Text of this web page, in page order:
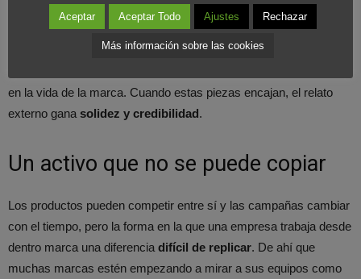
se construye día a día.
Esto implica revisar cómo se comunica internamente, cómo se
en la vida de la marca. Cuando estas piezas encajan, el relato
externo gana solidez y credibilidad.
Un activo que no se puede copiar
Los productos pueden competir entre sí y las campañas cambiar
con el tiempo, pero la forma en la que una empresa trabaja desde
dentro marca una diferencia difícil de replicar. De ahí que
muchas marcas estén empezando a mirar a sus equipos como
Aceptar Aceptar Todo Ajustes Rechazar
Más información sobre las cookies